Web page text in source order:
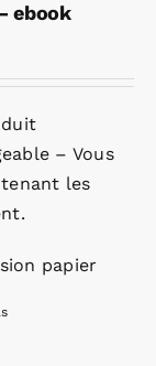
ebook
– Vous
les
papier